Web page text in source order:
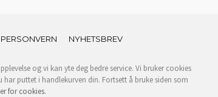
NYHETSBREV
og vi kan yte deg bedre service. Vi bruker cookies
puttet i handlekurven din. Fortsett å bruke siden som
for cookies.